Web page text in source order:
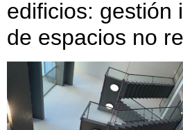
edificios: gestión
de espacios no